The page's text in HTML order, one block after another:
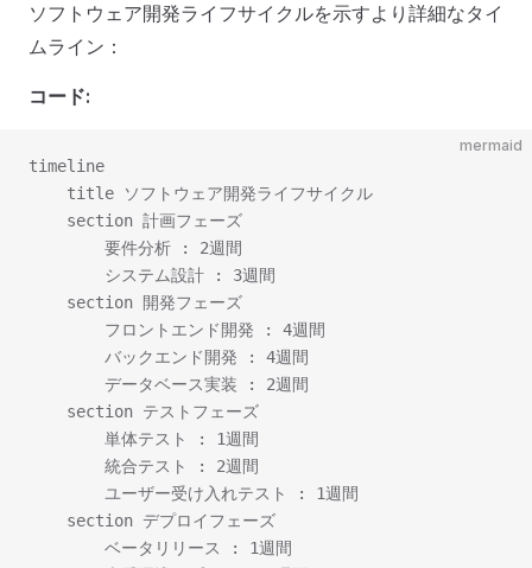
ソフトウェア開発ライフサイクルを示すより詳細なタイ
ムライン：
コード:
mermaid
timeline
    title ソフトウェア開発ライフサイクル
    section 計画フェーズ
        要件分析 : 2週間
        システム設計 : 3週間
    section 開発フェーズ
        フロントエンド開発 : 4週間
        バックエンド開発 : 4週間
        データベース実装 : 2週間
    section テストフェーズ
        単体テスト : 1週間
        統合テスト : 2週間
        ユーザー受け入れテスト : 1週間
    section デプロイフェーズ
        ベータリリース : 1週間